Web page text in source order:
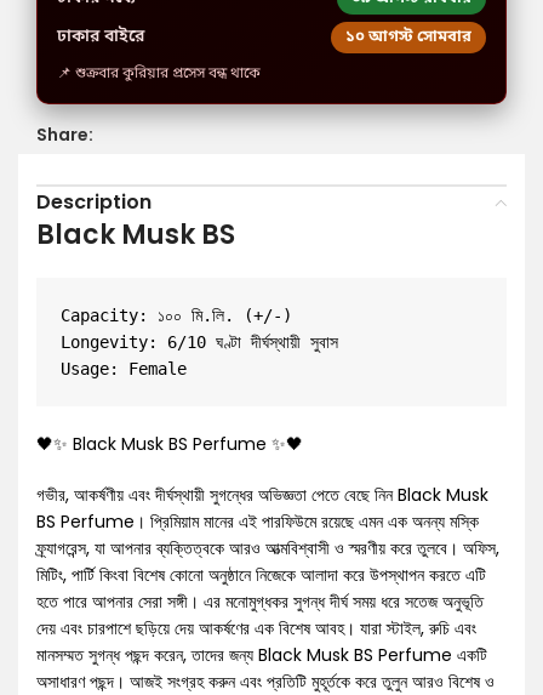
ঢাকার বাইরে ১০ আগস্ট সোমবার
📌 শুক্রবার কুরিয়ার প্রসেস বন্ধ থাকে
Share:
Description
Black Musk BS
Capacity: ১০০ মি.লি. (+/-)
Longevity: 6/10 ঘণ্টা দীর্ঘস্থায়ী সুবাস
🖤✨ Black Musk BS Perfume ✨🖤
গভীর, আকর্ষণীয় এবং দীর্ঘস্থায়ী সুগন্ধের অভিজ্ঞতা পেতে বেছে নিন Black Musk
BS Perfume। প্রিমিয়াম মানের এই পারফিউমে রয়েছে এমন এক অনন্য মস্কি
ফ্র্যাগরেন্স, যা আপনার ব্যক্তিত্বকে আরও আত্মবিশ্বাসী ও স্মরণীয় করে তুলবে। অফিস,
মিটিং, পার্টি কিংবা বিশেষ কোনো অনুষ্ঠানে নিজেকে আলাদা করে উপস্থাপন করতে এটি
হতে পারে আপনার সেরা সঙ্গী। এর মনোমুগ্ধকর সুগন্ধ দীর্ঘ সময় ধরে সতেজ অনুভূতি
দেয় এবং চারপাশে ছড়িয়ে দেয় আকর্ষণের এক বিশেষ আবহ। যারা স্টাইল, রুচি এবং
মানসম্মত সুগন্ধ পছন্দ করেন, তাদের জন্য Black Musk BS Perfume একটি
অসাধারণ পছন্দ। আজই সংগ্রহ করুন এবং প্রতিটি মুহূর্তকে করে তুলুন আরও বিশেষ ও